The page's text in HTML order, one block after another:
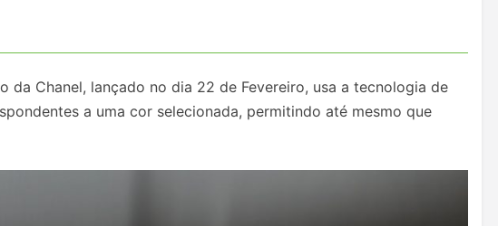
da Chanel, lançado no dia 22 de Fevereiro, usa a tecnologia de
a uma cor selecionada, permitindo até mesmo que